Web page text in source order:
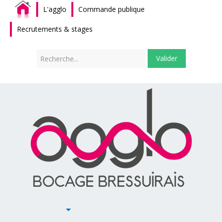
L'agglo Commande publique
Recrutements & stages
Valider